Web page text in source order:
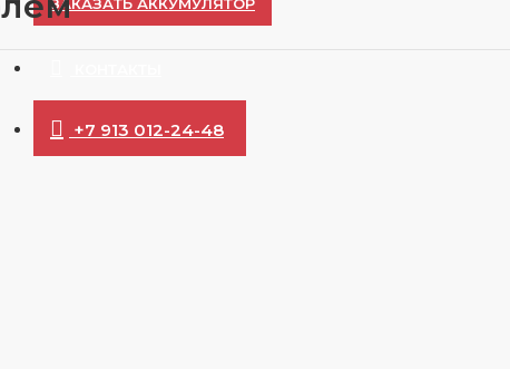
+7 913 012-24-48